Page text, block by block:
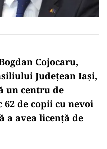
Cojocaru,
Judeţean Iaşi,
un centru de
62 de copii cu nevoi
a avea licenţă de